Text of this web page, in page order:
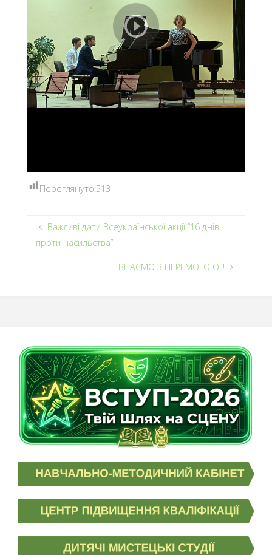
Переглянуто:513
Важливі дати Всеукраїнської акції “16 днів
проти насильства”
ВІТАЄМО З ПЕРЕМОГОЮ!!!